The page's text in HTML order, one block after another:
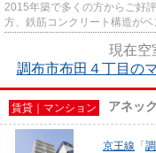
2015年築で多くの方からご好
方、鉄筋コンクリート構造が
現在空
調布市布田４丁目の
賃貸｜マンション アネッ
京王線 「